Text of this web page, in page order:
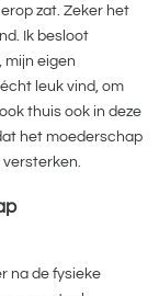
zat. Zeker het
Ik besloot
mijn eigen
leuk vind, om
thuis ook in deze
het moederschap
na de fysieke